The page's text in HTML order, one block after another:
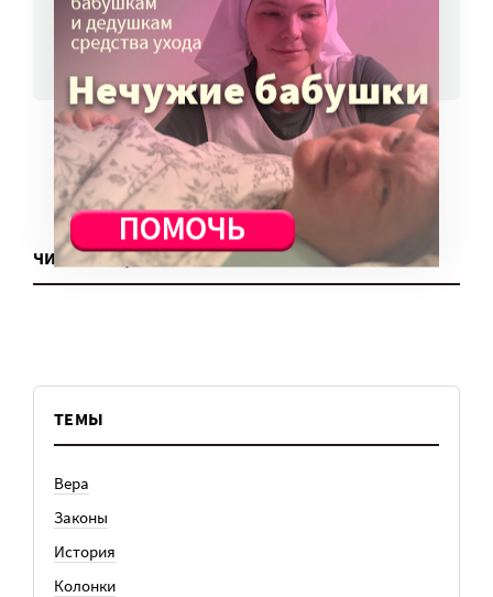
ЧИТАТЬ ЕЩЕ
ТЕМЫ
Вера
Законы
История
Колонки